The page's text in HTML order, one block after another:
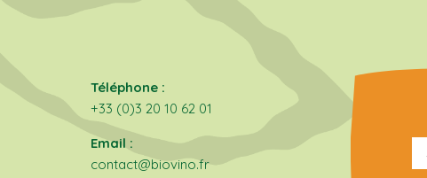
Téléphone :
+33 (0)3 20 10 62 01
Email :
contact@biovino.fr